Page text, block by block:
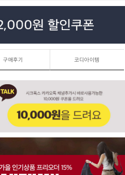
구매후기 코디아이템